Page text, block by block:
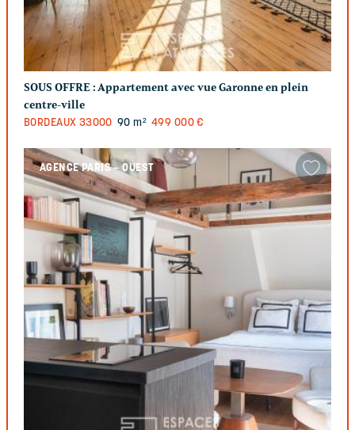
SOUS OFFRE :Appartement avec vue Garonne en plein
centre-ville
BORDEAUX 33000 90 m² 499 000 €
AGENCE PARIS – OUEST